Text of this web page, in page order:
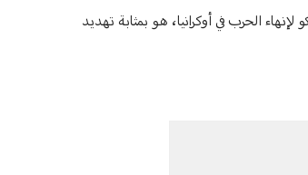
الحرب في أوكرانيا، هو بمثابة تهديد